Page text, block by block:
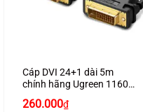
Cáp DVI 24+1 dài 5m
chính hãng Ugreen 11608
hỗ trợ Full HD1080P
260.000₫